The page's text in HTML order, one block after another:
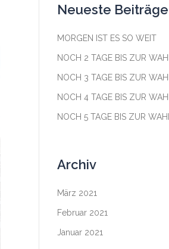
Neueste Beiträge
MORGEN IST ES SO WEIT
NOCH 2 TAGE BIS ZUR WAHL
NOCH 3 TAGE BIS ZUR WAHL
NOCH 4 TAGE BIS ZUR WAHL
NOCH 5 TAGE BIS ZUR WAHL
Archiv
März 2021
Februar 2021
Januar 2021